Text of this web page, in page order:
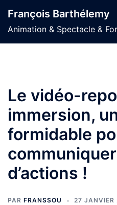
au
contenu
François Barthélemy
Animation & Spectacle &
Le vidéo-
immersion,
formidable
d’actions !
PAR FRANSSOU
27 JANVIER